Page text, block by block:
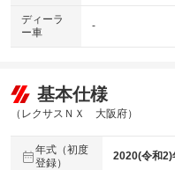
ディーラ
ー車
-
基本仕様
（レクサスＮＸ 大阪府）
年式（初度
登録）
2020(令和2)